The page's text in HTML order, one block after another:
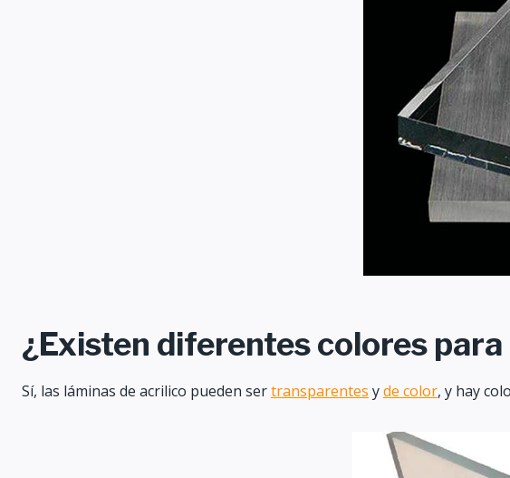
¿Existen diferentes colores
Sí, las láminas de acrilico pueden sertransparentes yde color, y hay